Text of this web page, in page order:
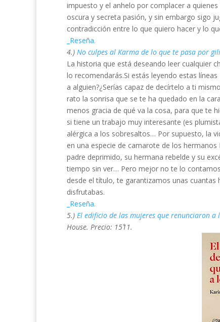
impuesto y el anhelo por complacer a
oscura y secreta pasión, y sin embargo sigo
contradicción entre lo que quiero hacer y lo
_Reseña.
4.) No culpes al Karma de lo que te pasa por
La historia que está deseando leer cualquier
lo recomendarás.Si estás leyendo estas
a alguien?¿Serías capaz de decírtelo a ti
rato la sonrisa que se te ha quedado en la
menos gracia de qué va la cosa, para que te
si tiene un trabajo muy interesante (es
alérgica a los sobresaltos… Por supuesto, la
en una especie de camarote de los
padre deprimido, su hermana rebelde y su
tiempo sin ver… Pero mejor no te lo
desde el título, te garantizamos unas
disfrutabas.
_Reseña.
5.) El edificio de las mujeres que renunciaron a
House. Precio: 15´11.